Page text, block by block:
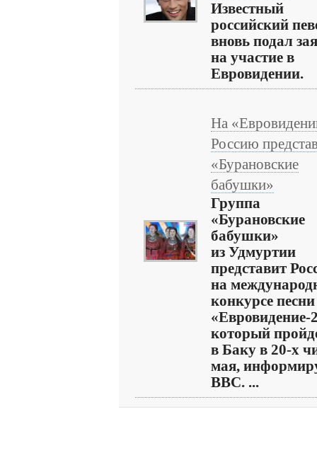
Известный
российский
вновь подал
на участие в
Евровидении.
На
Россию
«Бурановские
бабушки»
Группа
«Бурановские
бабушки»
из Удмуртии
представит
на
конкурсе песни
«Евровидение-
который
в Баку в 20-х
мая,
ВВС. ...